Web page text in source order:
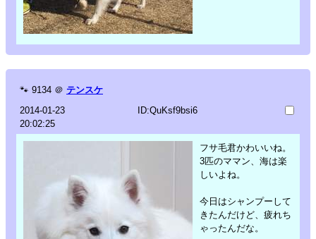
🐾 9134 ＠ テンスケ
2014-01-23
20:02:25
ID:QuKsf9bsi6
フサ毛君かわいいね。
3匹のママン、海は楽
しいよね。
今日はシャンプーして
きたんだけど、疲れち
ゃったんだな。